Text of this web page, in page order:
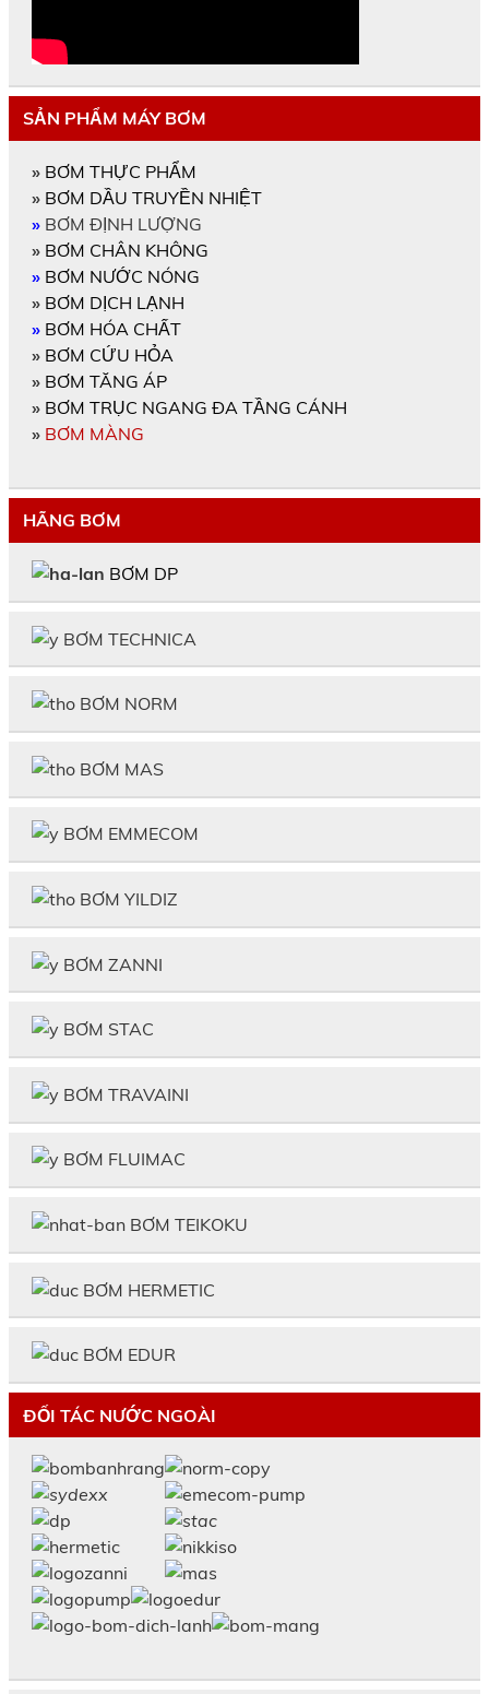
SẢN PHẨM MÁY BƠM
» BƠM THỰC PHẨM
» BƠM DẦU TRUYỀN NHIỆT
»BƠM ĐỊNH LƯỢNG
» BƠM CHÂN KHÔNG
» BƠM NƯỚC NÓNG
» BƠM DỊCH LẠNH
» BƠM HÓA CHẤT
» BƠM CỨU HỎA
» BƠM TĂNG ÁP
» BƠM TRỤC NGANG ĐA TẦNG CÁNH
» BƠM MÀNG
HÃNG BƠM
BƠM DP
BƠM TECHNICA
BƠM NORM
BƠM MAS
BƠM EMMECOM
BƠM YILDIZ
BƠM ZANNI
BƠM STAC
BƠM TRAVAINI
BƠM FLUIMAC
BƠM TEIKOKU
BƠM HERMETIC
BƠM EDUR
ĐỐI TÁC NƯỚC NGOÀI